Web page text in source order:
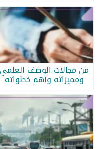
من مجالات الوصف العلمي
ومميزاته وأهم خطواته